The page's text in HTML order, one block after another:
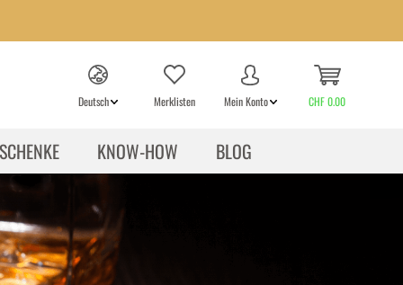
Deutsch Merklisten Mein Konto CHF 0.00
KNOW-HOW BLOG